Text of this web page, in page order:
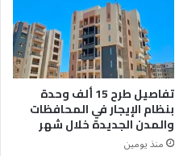
تفاصيل طرح 15 ألف وحدة
بنظام الإيجار في المحافظات
والمدن الجديدة خلال شهر
منذ يومين